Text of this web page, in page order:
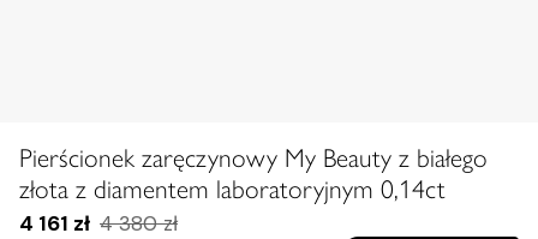
Pierścionek zaręczynowy My Beauty z białego
złota z diamentem laboratoryjnym 0,14ct
4 161 zł 4 380 zł